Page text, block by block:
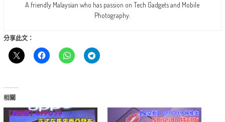
A friendly Malaysian who has passion on Tech Gadgets and Mobile
Photography.
分享此文：
相關